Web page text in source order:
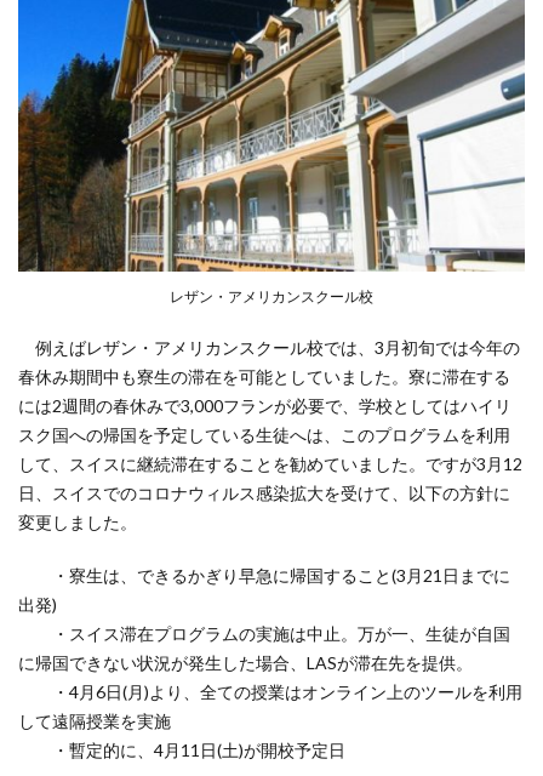
レザン・アメリカンスクール校
例えばレザン・アメリカンスクール校では、3月初旬では今年の
春休み期間中も寮生の滞在を可能としていました。寮に滞在する
には2週間の春休みで3,000フランが必要で、学校としてはハイリ
スク国への帰国を予定している生徒へは、このプログラムを利用
して、スイスに継続滞在することを勧めていました。ですが3月12
日、スイスでのコロナウィルス感染拡大を受けて、以下の方針に
変更しました。
・寮生は、できるかぎり早急に帰国すること(3月21日までに
出発)
・スイス滞在プログラムの実施は中止。万が一、生徒が自国
に帰国できない状況が発生した場合、LASが滞在先を提供。
・4月6日(月)より、全ての授業はオンライン上のツールを利用
して遠隔授業を実施
・暫定的に、4月11日(土)が開校予定日